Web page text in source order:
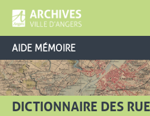
AIDE MÉMOIRE
DICTIONNAIRE DES